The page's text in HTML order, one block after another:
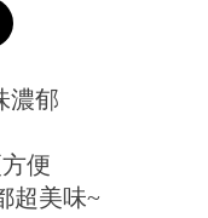
濃郁
便
超美味~